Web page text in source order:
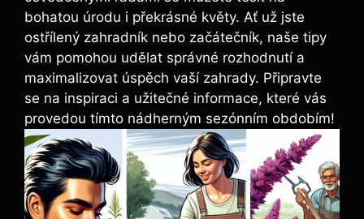
bohatou úrodu i překrásné květy. Ať už jste
ostřílený zahradník nebo začátečník, naše tipy
vám pomohou udělat správné rozhodnutí a
maximalizovat úspěch vaší zahrady. Připravte
se na inspiraci a užitečné informace, které vás
provedou tímto nádherným sezónním obdobím!